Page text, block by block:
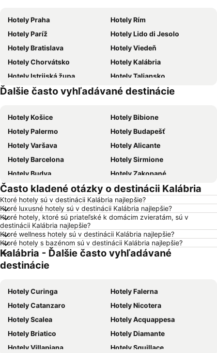
Hotely Praha
Hotely Rím
Hotely Paríž
Hotely Lido di Jesolo
Hotely Bratislava
Hotely Viedeň
Hotely Chorvátsko
Hotely Kalábria
Hotely Istrijská župa
Hotely Taliansko
Hotely Malorka
Hotely Slovensko
Ďalšie často vyhľadávané destinácie
Hotely Košice
Hotely Bibione
Hotely Palermo
Hotely Budapešť
Hotely Varšava
Hotely Alicante
Hotely Barcelona
Hotely Sirmione
Hotely Budva
Hotely Zakopané
Hotely Naples
Hotely Crikvenica
Hotely Vysoké Tatry
Hotely Sopot
Hotely Gdansk
Hotely Nice
Hotely Tropea
Hotely Berlín
Hotely Lignano Sabbiadoro
Hotely Malta
Hotely Slovinsko
Hotely Ostrov Mykonos
Hotely Balaton
Často kladené otázky o destinácii Kalábria
Ktoré hotely sú v destinácii Kalábria najlepšie?
Ktoré luxusné hotely sú v destinácii Kalábria najlepšie?
Ktoré hotely, ktoré sú priateľské k domácim zvieratám, sú v
destinácii Kalábria najlepšie?
Ktoré wellness hotely sú v destinácii Kalábria najlepšie?
Ktoré hotely s bazénom sú v destinácii Kalábria najlepšie?
Kalábria - Ďalšie často vyhľadávané
destinácie
Hotely Curinga
Hotely Falerna
Hotely Catanzaro
Hotely Nicotera
Hotely Scalea
Hotely Acquappesa
Hotely Briatico
Hotely Diamante
Hotely Villapiana
Hotely Squillace